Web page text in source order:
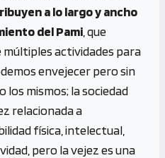
a lo largo y ancho
del Pami , que
actividades para
envejecer pero sin
los mismos; la sociedad
relacionada a
física, intelectual,
pero la vejez es una